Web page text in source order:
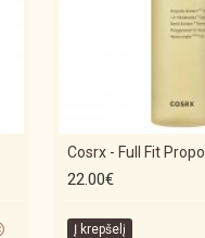
22.00€
Į krepšelį